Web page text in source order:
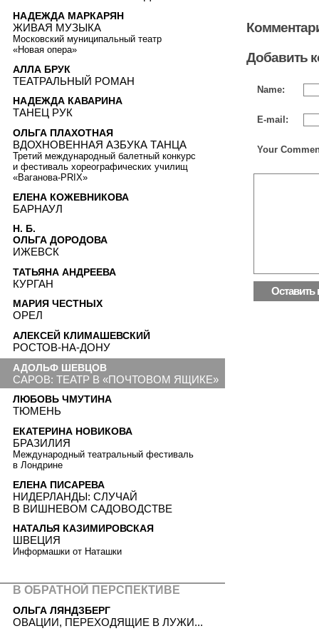
Добавить
Name:
E-mail:
Your
НАДЕЖДА МАРКАРЯН
ЖИВАЯ МУЗЫКА
Московский муниципальный театр
«Новая опера»
АЛЛА БРУК
ТЕАТРАЛЬНЫЙ РОМАН
НАДЕЖДА КАВАРИНА
ТАНЕЦ РУК
ОЛЬГА ПЛАХОТНАЯ
ВДОХНОВЕННАЯ АЗБУКА ТАНЦА
Третий международный балетный конкурс
и фестиваль хореографических училищ
«Ваганова-PRIX»
ЕЛЕНА КОЖЕВНИКОВА
БАРНАУЛ
Н. Б.
ОЛЬГА ДОРОДОВА
ИЖЕВСК
ТАТЬЯНА АНДРЕЕВА
КУРГАН
МАРИЯ ЧЕСТНЫХ
ОРЕЛ
АЛЕКСЕЙ КЛИМАШЕВСКИЙ
РОСТОВ-НА-ДОНУ
АДОЛЬФ ШЕВЦОВ
САРОВ: ТЕАТР В «ПОЧТОВОМ ЯЩИКЕ»
ЛЮБОВЬ ЧМУТИНА
ТЮМЕНЬ
ЕКАТЕРИНА НОВИКОВА
БРАЗИЛИЯ
Международный театральный фестиваль
в Лондрине
ЕЛЕНА ПИСАРЕВА
НИДЕРЛАНДЫ: СЛУЧАЙ
В ВИШНЕВОМ САДОВОДСТВЕ
НАТАЛЬЯ КАЗИМИРОВСКАЯ
ШВЕЦИЯ
Информашки от Наташки
В ОБРАТНОЙ ПЕРСПЕКТИВЕ
ОЛЬГА ЛЯНДЗБЕРГ
ОВАЦИИ, ПЕРЕХОДЯЩИЕ В ЛУЖИ...